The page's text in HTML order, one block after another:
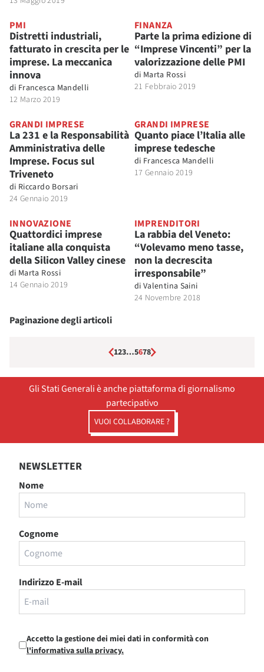
PMI
Distretti industriali,
fatturato in crescita per le
imprese. La meccanica
innova
di Francesca Mandelli
12 Marzo 2019
FINANZA
Parte la prima edizione di
“Imprese Vincenti” per la
valorizzazione delle PMI
di Marta Rossi
21 Febbraio 2019
GRANDI IMPRESE
La 231 e la Responsabilità
Amministrativa delle
Imprese. Focus sul
Triveneto
di Riccardo Borsari
24 Gennaio 2019
GRANDI IMPRESE
Quanto piace l’Italia alle
imprese tedesche
di Francesca Mandelli
17 Gennaio 2019
INNOVAZIONE
Quattordici imprese
italiane alla conquista
della Silicon Valley cinese
di Marta Rossi
14 Gennaio 2019
IMPRENDITORI
La rabbia del Veneto:
“Volevamo meno tasse,
non la decrescita
irresponsabile”
di Valentina Saini
24 Novembre 2018
Paginazione degli articoli
123…5678
Gli Stati Generali è anche piattaforma di giornalismo
partecipativo
VUOI COLLABORARE ?
NEWSLETTER
Nome
Cognome
Indirizzo E-mail
Accetto la gestione dei miei dati in conformità con
l'informativa sulla privacy.